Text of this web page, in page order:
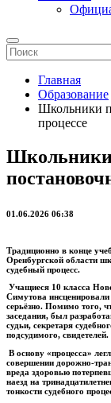
Главная
Образование
Школьники
процессе
Школьники
01.06.2026 06:38
Традиционно в конце
Оренбургской области
судебный процесс.
Учащиеся 10 класса
Симутова инсценировали
серьёзно. Помимо того,
заседания, был
судьи, секретаря
подсудимого, свидетелей.
В основу «процесса»
совершении дорожно-
вреда здоровью
наезд на
тонкости судебного